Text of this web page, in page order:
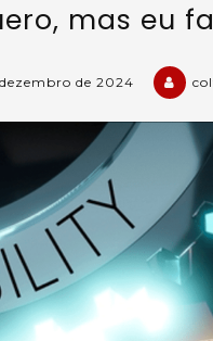
mas eu
de 2024